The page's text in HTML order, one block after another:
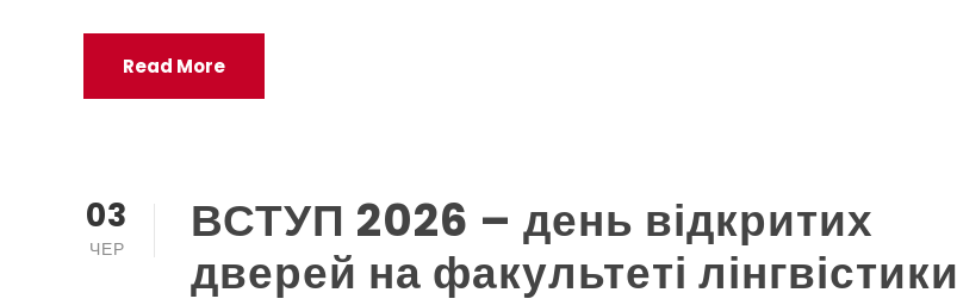
Read More
03
ЧЕР
ВСТУП 2026 – день відкритих
дверей на факультеті лінгвістики